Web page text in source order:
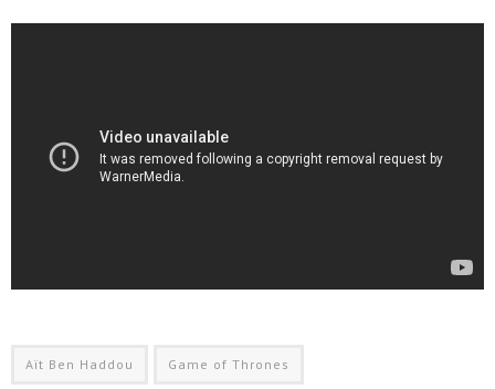
Aït Ben Haddou Game of Thrones